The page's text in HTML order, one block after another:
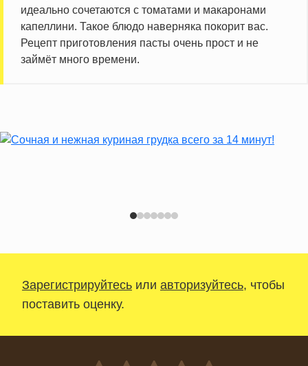
идеально сочетаются с томатами и макаронами
капеллини. Такое блюдо наверняка покорит вас.
Рецепт приготовления пасты очень прост и не
займёт много времени.
Зарегистрируйтесь или авторизуйтесь, чтобы
поставить оценку.